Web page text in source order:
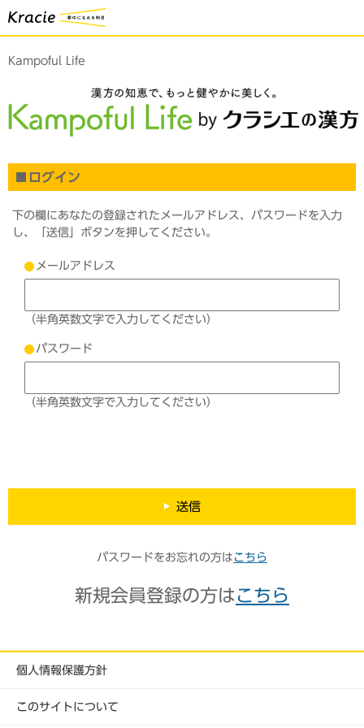
Kampoful Life
ログイン
下の欄にあなたの登録されたメールアドレス、パスワードを入力
し、「送信」ボタンを押してください。
メールアドレス
（半角英数文字で入力してください）
パスワード
（半角英数文字で入力してください）
送信
パスワードをお忘れの方は こちら
新規会員登録の方は こちら
個人情報保護方針
このサイトについて